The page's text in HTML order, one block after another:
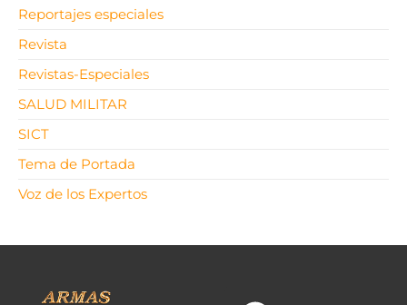
Reportajes especiales
Revista
Revistas-Especiales
SALUD MILITAR
SICT
Tema de Portada
Voz de los Expertos